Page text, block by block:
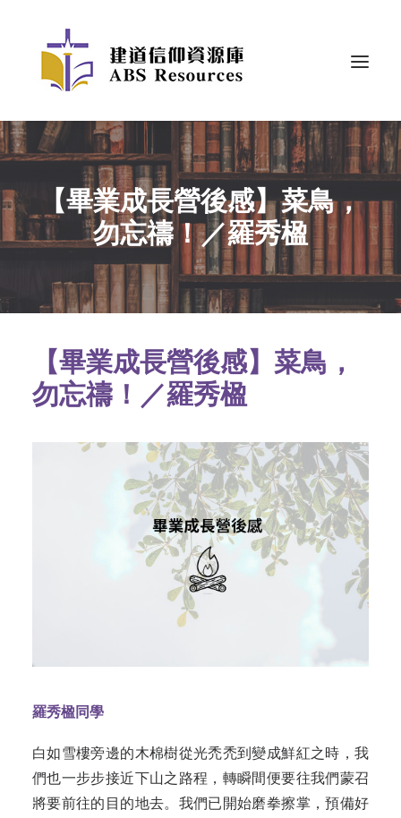
【畢業成長營後感】菜鳥，
勿忘禱！／羅秀楹
【畢業成長營後感】菜鳥，
勿忘禱！／羅秀楹
羅秀楹同學
白如雪樓旁邊的木棉樹從光禿禿到變成鮮紅之時，我
們也一步步接近下山之路程，轉瞬間便要往我們蒙召
將要前往的目的地去。我們已開始磨拳擦掌，預備好